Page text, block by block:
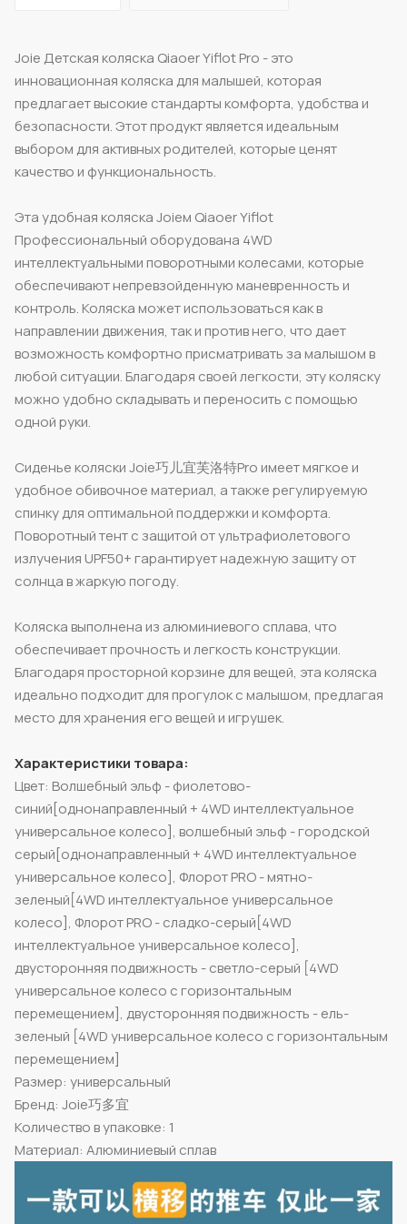
Joie Детская коляска Qiaoer Yiflot Pro - это
инновационная коляска для малышей, которая
предлагает высокие стандарты комфорта, удобства и
безопасности. Этот продукт является идеальным
выбором для активных родителей, которые ценят
качество и функциональность.
Эта удобная коляска Joieм Qiaoer Yiflot
Профессиональный оборудована 4WD
интеллектуальными поворотными колесами, которые
обеспечивают непревзойденную маневренность и
контроль. Коляска может использоваться как в
направлении движения, так и против него, что дает
возможность комфортно присматривать за малышом в
любой ситуации. Благодаря своей легкости, эту коляску
можно удобно складывать и переносить с помощью
одной руки.
Сиденье коляски Joie巧儿宜芙洛特Pro имеет мягкое и
удобное обивочное материал, а также регулируемую
спинку для оптимальной поддержки и комфорта.
Поворотный тент с защитой от ультрафиолетового
излучения UPF50+ гарантирует надежную защиту от
солнца в жаркую погоду.
Коляска выполнена из алюминиевого сплава, что
обеспечивает прочность и легкость конструкции.
Благодаря просторной корзине для вещей, эта коляска
идеально подходит для прогулок с малышом, предлагая
место для хранения его вещей и игрушек.
Характеристики товара:
Цвет: Волшебный эльф - фиолетово-
синий[однонаправленный + 4WD интеллектуальное
универсальное колесо], волшебный эльф - городской
серый[однонаправленный + 4WD интеллектуальное
универсальное колесо], Флорот PRO - мятно-
зеленый[4WD интеллектуальное универсальное
колесо], Флорот PRO - сладко-серый[4WD
интеллектуальное универсальное колесо],
двусторонняя подвижность - светло-серый [4WD
универсальное колесо с горизонтальным
перемещением], двусторонняя подвижность - ель-
зеленый [4WD универсальное колесо с горизонтальным
перемещением]
Размер: универсальный
Бренд: Joie巧多宜
Количество в упаковке: 1
Материал: Алюминиевый сплав